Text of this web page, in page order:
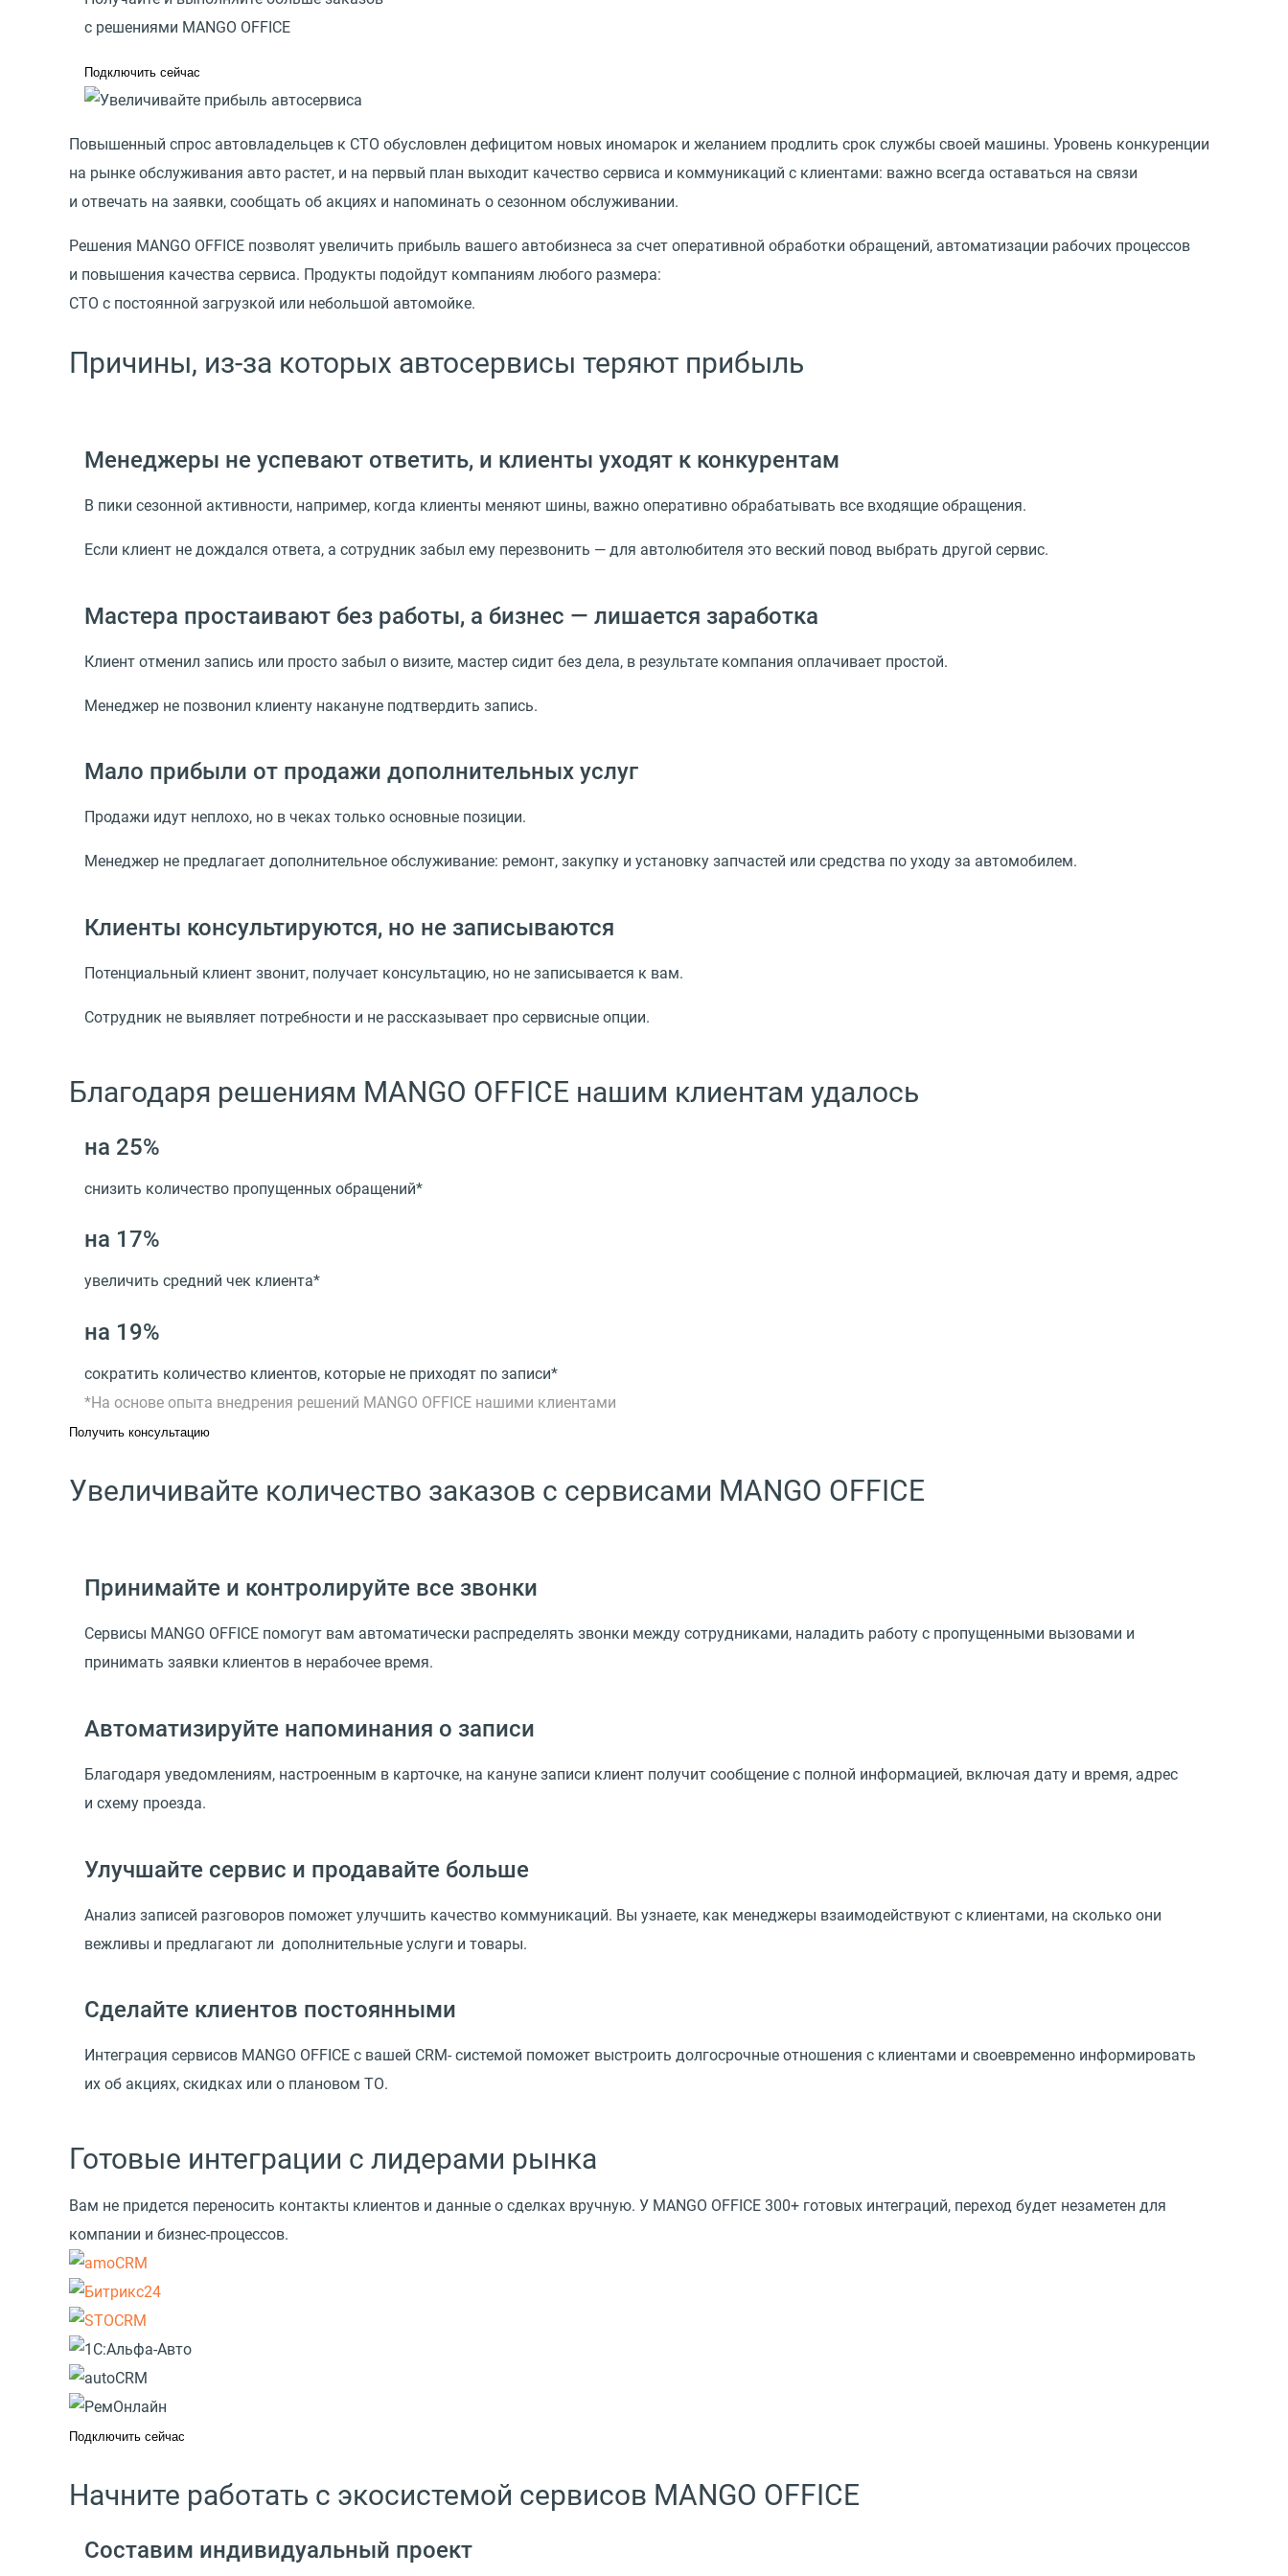
с решениями MANGO OFFICE
Подключить сейчас
Повышенный спрос автовладельцев к СТО обусловлен дефицитом новых иномарок и желанием продлить срок службы своей машины. Уровень конкуренции
на рынке обслуживания авто растет, и на первый план выходит качество сервиса и коммуникаций с клиентами: важно всегда оставаться на связи
и отвечать на заявки, сообщать об акциях и напоминать о сезонном обслуживании.
Решения MANGO OFFICE позволят увеличить прибыль вашего автобизнеса за счет оперативной обработки обращений, автоматизации рабочих процессов
и повышения качества сервиса. Продукты подойдут компаниям любого размера:
СТО с постоянной загрузкой или небольшой автомойке.
Причины, из-за которых автосервисы теряют прибыль
Менеджеры не успевают ответить, и клиенты уходят к конкурентам
В пики сезонной активности, например, когда клиенты меняют шины, важно оперативно обрабатывать все входящие обращения.
Если клиент не дождался ответа, а сотрудник забыл ему перезвонить — для автолюбителя это веский повод выбрать другой сервис.
Мастера простаивают без работы, а бизнес — лишается заработка
Клиент отменил запись или просто забыл о визите, мастер сидит без дела, в результате компания оплачивает простой.
Менеджер не позвонил клиенту накануне подтвердить запись.
Мало прибыли от продажи дополнительных услуг
Продажи идут неплохо, но в чеках только основные позиции.
Менеджер не предлагает дополнительное обслуживание: ремонт, закупку и установку запчастей или средства по уходу за автомобилем.
Клиенты консультируются, но не записываются
Потенциальный клиент звонит, получает консультацию, но не записывается к вам.
Сотрудник не выявляет потребности и не рассказывает про сервисные опции.
Благодаря решениям MANGO OFFICE нашим клиентам удалось
на 25%
снизить количество пропущенных обращений*
на 17%
увеличить средний чек клиента*
на 19%
сократить количество клиентов, которые не приходят по записи*
*На основе опыта внедрения решений MANGO OFFICE нашими клиентами
Получить консультацию
Увеличивайте количество заказов с сервисами MANGO OFFICE
Принимайте и контролируйте все звонки
Сервисы MANGO OFFICE помогут вам автоматически распределять звонки между сотрудниками, наладить работу с пропущенными вызовами и
принимать заявки клиентов в нерабочее время.
Автоматизируйте напоминания о записи
Благодаря уведомлениям, настроенным в карточке, на кануне записи клиент получит сообщение с полной информацией, включая дату и время, адрес
и схему проезда.
Улучшайте сервис и продавайте больше
Анализ записей разговоров поможет улучшить качество коммуникаций. Вы узнаете, как менеджеры взаимодействуют с клиентами, на сколько они
вежливы и предлагают ли дополнительные услуги и товары.
Сделайте клиентов постоянными
Интеграция сервисов MANGO OFFICE с вашей CRM- системой поможет выстроить долгосрочные отношения с клиентами и своевременно информировать
их об акциях, скидках или о плановом ТО.
Готовые интеграции с лидерами рынка
Вам не придется переносить контакты клиентов и данные о сделках вручную. У MANGO OFFICE 300+ готовых интеграций, переход будет незаметен для
компании и бизнес-процессов.
Подключить сейчас
Начните работать с экосистемой сервисов MANGO OFFICE
Составим индивидуальный проект